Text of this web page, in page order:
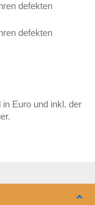
defekten
defekten
Euro und inkl. der